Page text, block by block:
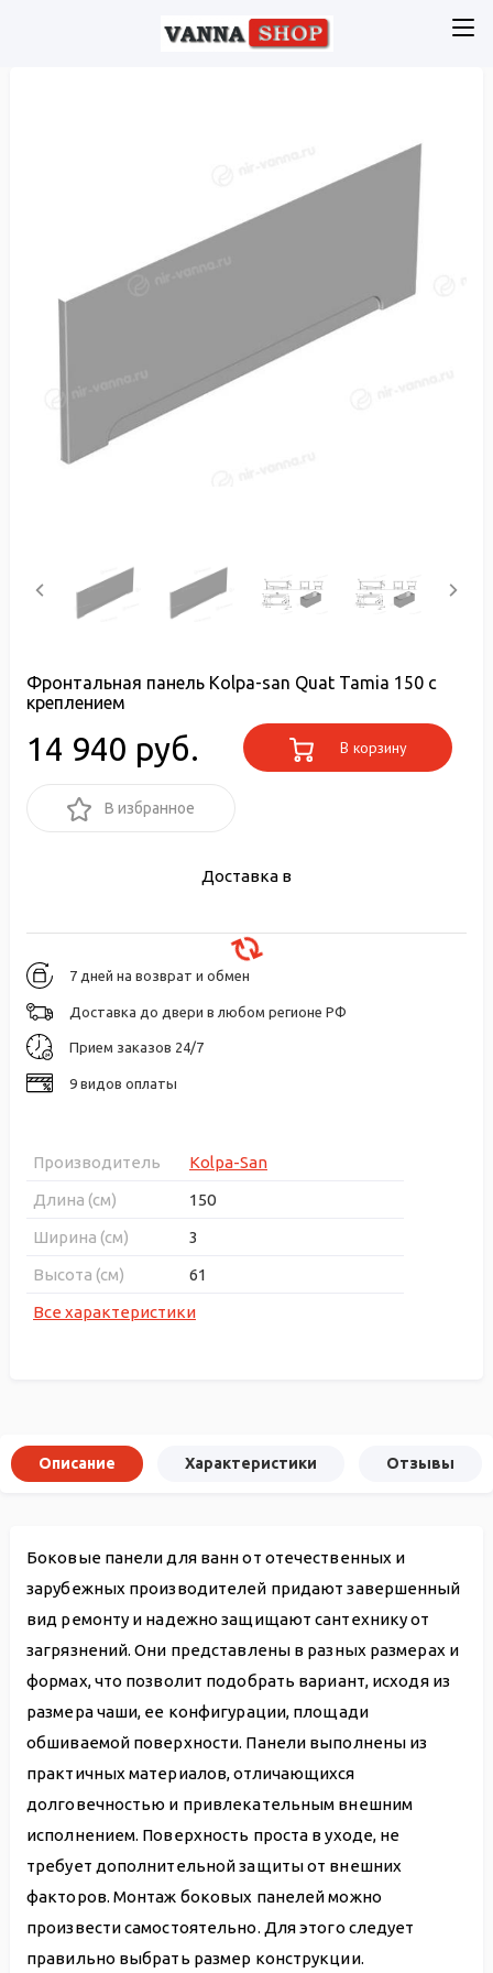
Фронтальная панель Kolpa-san Quat Tamia 150 с
креплением
14 940 руб. В корзину
В избранное
Доставка в
7 дней на возврат и обмен
Доставка до двери в любом регионе РФ
Прием заказов 24/7
9 видов оплаты
Производитель
Kolpa-San
Длина (см)
150
Ширина (см)
3
Высота (см)
61
Все характеристики
Описание Характеристики Отзывы
Боковые панели для ванн от отечественных и
зарубежных производителей придают завершенный
вид ремонту и надежно защищают сантехнику от
загрязнений. Они представлены в разных размерах и
формах, что позволит подобрать вариант, исходя из
размера чаши, ее конфигурации, площади
обшиваемой поверхности. Панели выполнены из
практичных материалов, отличающихся
долговечностью и привлекательным внешним
исполнением. Поверхность проста в уходе, не
требует дополнительной защиты от внешних
факторов. Монтаж боковых панелей можно
произвести самостоятельно. Для этого следует
правильно выбрать размер конструкции.